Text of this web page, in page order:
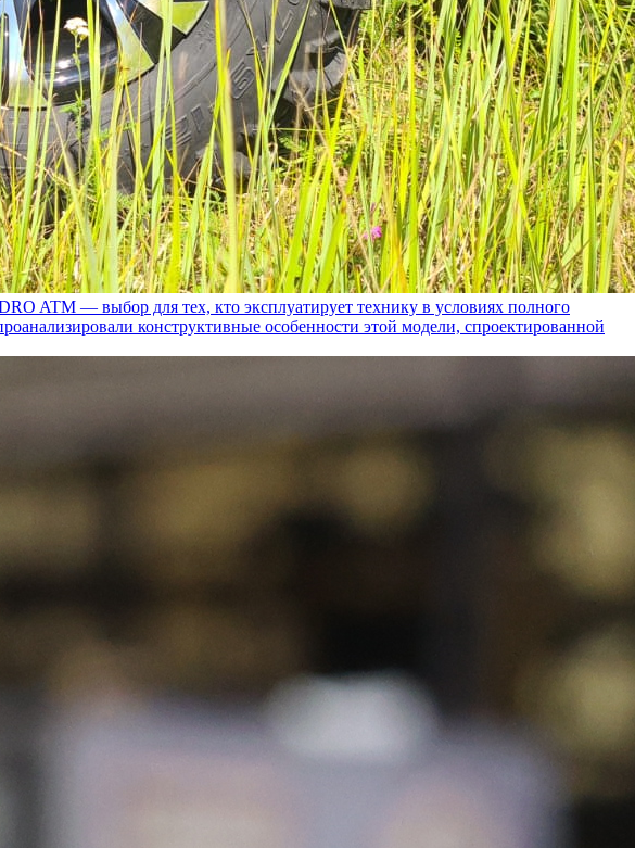
ATM — выбор для тех, кто эксплуатирует технику в условиях полного
конструктивные особенности этой модели, спроектированной